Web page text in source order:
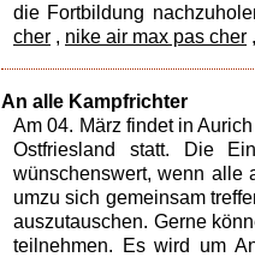
die Fortbildung
cher , nike air max pas cher ,
An alle Kampfrichter
Am 04. März findet in
Ostfriesland statt. Die
wünschenswert, wenn alle
umzu sich gemeinsam
auszutauschen. Gerne
teilnehmen. Es wird um